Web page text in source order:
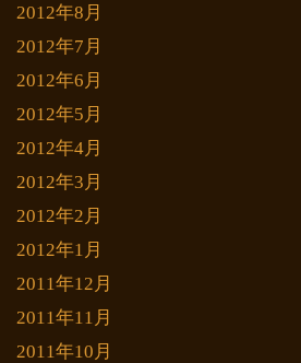
2012年8月
2012年7月
2012年6月
2012年5月
2012年4月
2012年3月
2012年2月
2012年1月
2011年12月
2011年11月
2011年10月